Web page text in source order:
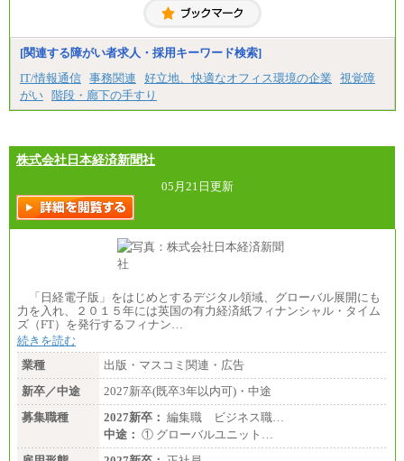
㉑月給185,000 円以上
㉓月給224,500円以上
※全コース共通※ 能力・経験・勤務地などにより
※試用期間中も給与に変更はございません。
※上記はフルタイム勤務で残業ゼロの場合の標準的
な月額モデルとして掲載。
※上記のほか、ボーナス支給あり
年収（本社）：330万～380万（フルタイムで標準的
なボーナス込みの金額です。上限金額は全社平均20
時間の残業込み）
年収（支店）：260万～340万（フルタイムで標準的
なボーナス込みの金額です。上限金額は全社平均20
※雇用形態についての補足：事務系職務限定の正社
員となります
[関連する障がい者求人・採用キーワード検索]
IT/情報通信 事務関連 好立地、快適なオフィス環境の企業
視覚障
がい 階段・廊下の手すり
株式会社日本経済新聞社
05月21日更新
「日経電子版」をはじめとするデジタル領域、グローバル展開にも
力を入れ、２０１５年には英国の有力経済紙フィナンシャル・タイム
ズ（FT）を発行するフィナン…
続きを読む
業種
出版・マスコミ関連・広告
新卒／中途
2027新卒(既卒3年以内可)・中途
募集職種
2027新卒： 編集職 ビジネス職…
中途： ① グローバルユニット…